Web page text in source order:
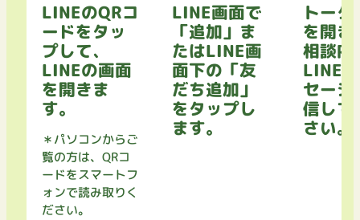
LINEのQRコ
ードをタッ
プして、
LINEの画面
を開きま
す。
＊パソコンからご
覧の方は、QRコ
ードをスマートフ
ォンで読み取りく
ださい。
LINE画面で
「追加」ま
たはLINE画
面下の「友
だち追加」
をタップし
ます。
トーク
を開き
相談内
LINE
セージ
信して
さい。